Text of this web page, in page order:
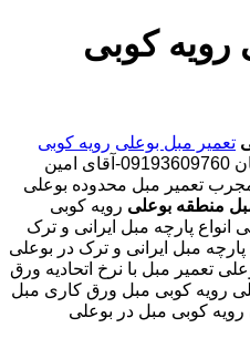
رویه کوبی
تعمیر مبل بوعلی رویه کوبی
30 در صد تخفیف بیمه رایگان 09193609760-آقای امین
تعمیر مبل محدوده بوعلی
منطقه بوعلی رویه کوبی
انواع پارچه مبل ایرانی و ترک
مبل ایرانی و ترک در بوعلی
تعمیر مبل با نرخ اتحادیه ورق
رویه کوبی مبل ورق کاری مبل
رویه کوبی مبل در بوعلی